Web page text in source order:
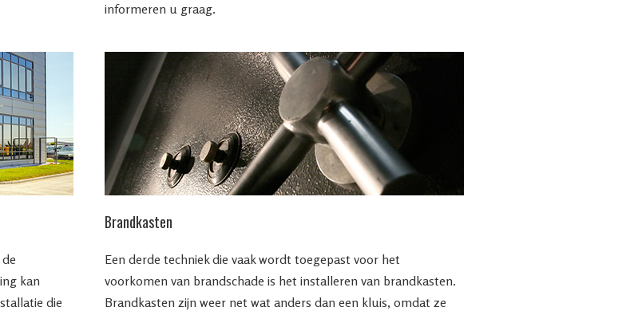
informeren u graag.
kan
die
Brandkasten
Een derde techniek die vaak wordt toegepast voor het
voorkomen van brandschade is het installeren van brandkasten.
Brandkasten zijn weer net wat anders dan een kluis, omdat ze